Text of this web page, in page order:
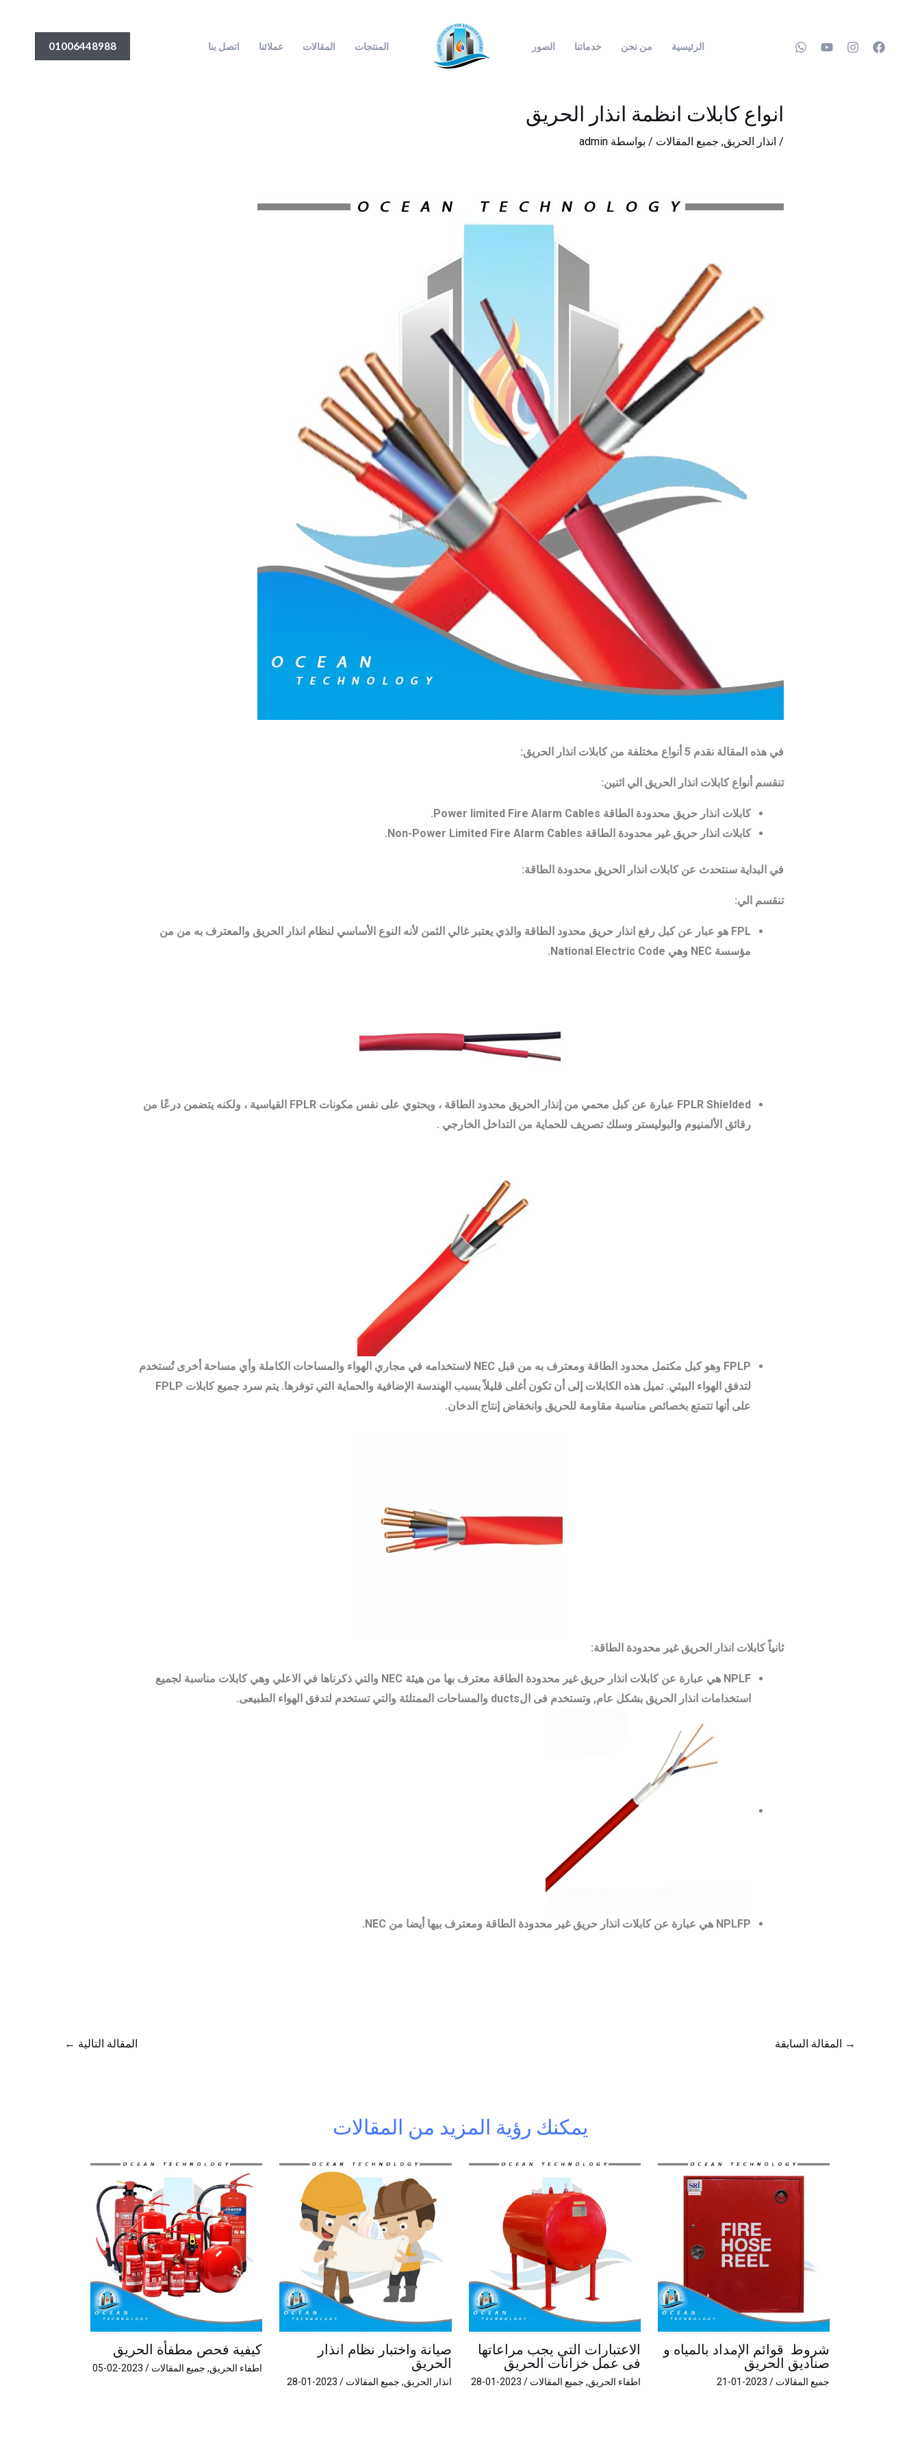
المحتوى
الرئيسية من نحن خدماتنا الصور المنتجات المقالات عملائنا اتصل بنا 01006448988
انواع كابلات انظمة انذار الحريق
/ انذار الحريق, جميع المقالات / بواسطة admin
في هذه المقالة نقدم 5 أنواع مختلفة من كابلات انذار الحريق:
تنقسم أنواع كابلات انذار الحريق الي اثنين:
كابلات انذار حريق محدودة الطاقة Power limited Fire Alarm Cables.
كابلات انذار حريق غير محدودة الطاقة Non-Power Limited Fire Alarm Cables.
في البداية سنتحدث عن كابلات انذار الحريق محدودة الطاقة:
تنقسم الي:
FPL هو عبار عن كبل رفع انذار حريق محدود الطاقة والذي يعتبر غالي الثمن لأنه النوع الأساسي لنظام انذار الحريق والمعترف به من من
مؤسسة NEC وهي National Electric Code.
FPLR Shielded عبارة عن كبل محمي من إنذار الحريق محدود الطاقة ، ويحتوي على نفس مكونات FPLR القياسية ، ولكنه يتضمن درعًا من
رقائق الألمنيوم والبوليستر وسلك تصريف للحماية من التداخل الخارجي .
FPLP وهو كبل مكتمل محدود الطاقة ومعترف به من قبل NEC لاستخدامه في مجاري الهواء والمساحات الكاملة وأي مساحة أخرى تُستخدم
لتدفق الهواء البيئي. تميل هذه الكابلات إلى أن تكون أغلى قليلاً بسبب الهندسة الإضافية والحماية التي توفرها. يتم سرد جميع كابلات FPLP
على أنها تتمتع بخصائص مناسبة مقاومة للحريق وانخفاض إنتاج الدخان.
ثانياً كابلات انذار الحريق غير محدودة الطاقة:
NPLF هي عبارة عن كابلات انذار حريق غير محدودة الطاقة معترف بها من هيئة NEC والتي ذكرناها في الاعلي وهي كابلات مناسبة لجميع
استخدامات انذار الحريق بشكل عام, وتستخدم فى الducts والمساحات الممتلئة والتي تستخدم لتدفق الهواء الطبيعى.
NPLFP هي عبارة عن كابلات انذار حريق غير محدودة الطاقة ومعترف بيها أيضا من NEC.
→ المقالة السابقة المقالة التالية ←
يمكنك رؤية المزيد من المقالات
شروط قوائم الإمداد بالمياه و
صناديق الحريق
جميع المقالات /
2023-01-21
الاعتبارات التي يجب مراعاتها
فى عمل خزانات الحريق
اطفاء الحريق, جميع المقالات /
2023-01-28
صيانة واختبار نظام انذار
الحريق
انذار الحريق, جميع المقالات /
2023-01-28
كيفية فحص مطفأة الحريق
اطفاء الحريق, جميع المقالات /
2023-02-05